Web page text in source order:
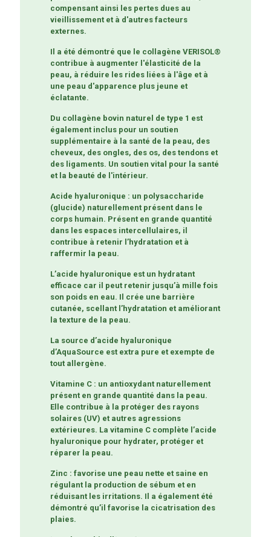
compensant ainsi les pertes dues au
vieillissement et à d'autres facteurs
externes.
Il a été démontré que le collagène VERISOL®
contribue à augmenter l'élasticité de la
peau, à réduire les rides liées à l'âge et à
une peau d'apparence plus jeune et
éclatante.
Du collagène bovin naturel de type 1 est
également inclus pour un soutien
supplémentaire à la santé de la peau, des
cheveux, des ongles, des os, des tendons et
des ligaments. Un soutien vital pour la santé
et la beauté de l'intérieur.
Acide hyaluronique : un polysaccharide
(glucide) naturellement présent dans le
corps humain. Présent en grande quantité
dans les espaces intercellulaires, il
contribue à retenir l’hydratation et à
raffermir la peau.
L’acide hyaluronique est un hydratant
efficace car il peut retenir jusqu’à mille fois
son poids en eau. Il crée une barrière
cutanée, scellant l’hydratation et améliorant
la texture de la peau.
La source d’acide hyaluronique
d’AquaSource est extra pure et exempte de
tout allergène.
Vitamine C : un antioxydant naturellement
présent en grande quantité dans la peau.
Elle contribue à la protéger des rayons
solaires (UV) et autres agressions
extérieures. La vitamine C complète l’acide
hyaluronique pour hydrater, protéger et
réparer la peau.
Zinc : favorise une peau nette et saine en
régulant la production de sébum et en
réduisant les irritations. Il a également été
démontré qu’il favorise la cicatrisation des
plaies.